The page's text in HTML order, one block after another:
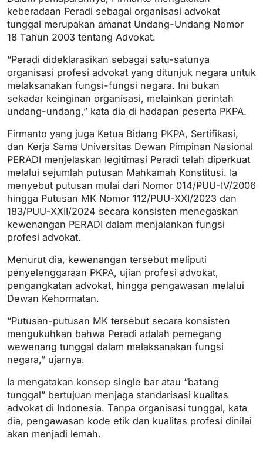
keberadaan Peradi sebagai organisasi advokat
tunggal merupakan amanat Undang-Undang Nomor
18 Tahun 2003 tentang Advokat.
“Peradi dideklarasikan sebagai satu-satunya
organisasi profesi advokat yang ditunjuk negara untuk
melaksanakan fungsi-fungsi negara. Ini bukan
sekadar keinginan organisasi, melainkan perintah
undang-undang,” kata dia di hadapan peserta PKPA.
Firmanto yang juga Ketua Bidang PKPA, Sertifikasi,
dan Kerja Sama Universitas Dewan Pimpinan Nasional
PERADI menjelaskan legitimasi Peradi telah diperkuat
melalui sejumlah putusan Mahkamah Konstitusi. Ia
menyebut putusan mulai dari Nomor 014/PUU-IV/2006
hingga Putusan MK Nomor 112/PUU-XXI/2023 dan
183/PUU-XXII/2024 secara konsisten menegaskan
kewenangan PERADI dalam menjalankan fungsi
profesi advokat.
Menurut dia, kewenangan tersebut meliputi
penyelenggaraan PKPA, ujian profesi advokat,
pengangkatan advokat, hingga pengawasan melalui
Dewan Kehormatan.
“Putusan-putusan MK tersebut secara konsisten
mengukuhkan bahwa Peradi adalah pemegang
wewenang tunggal dalam melaksanakan fungsi
negara,” ujarnya.
Ia mengatakan konsep single bar atau “batang
tunggal” bertujuan menjaga standarisasi kualitas
advokat di Indonesia. Tanpa organisasi tunggal, kata
dia, pengawasan kode etik dan kualitas profesi dinilai
akan menjadi lemah.